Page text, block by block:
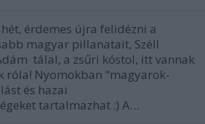
érdemes újra felidézni a
magyar pillanatait, Széll
tálal, a zsűri kóstol, itt vannak
róla! Nyomokban "magyarok-
és hazai
tartalmazhat :) A…